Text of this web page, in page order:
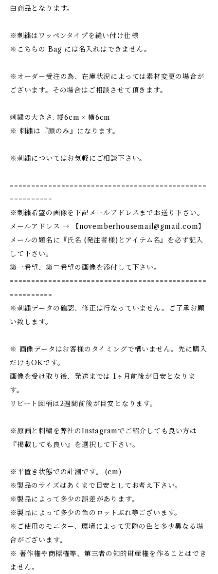
白商品となります。
※刺繍はワッペンタイプを縫い付け仕様
※こちらの Bag には名入れはできません。
※オーダー受注の為、在庫状況によっては素材変更の場合が
ございます。その場合はご相談させて頂きます。
刺繍の大きさ. 縦6cm × 横6cm
※ 刺繍は『顔のみ』になります。
※刺繍についてはお気軽にご相談下さい。
==============================================
==========
※刺繍希望の画像を下記メールアドレスまでお送り下さい。
メールアドレス → 【novemberhousemail@gmail.com】
メールの題名に『氏名 (発注者様)とアイテム名』を必ず記入
して下さい。
第一希望、第二希望の画像を添付して下さい。
==============================================
==========
※刺繍データの確認、修正は行なっていません。ご了承お願
い致します。
※ 画像データはお客様のタイミングで構いません。先に購入
だけもOKです。
画像を受け取り後、発送までは 1ヶ月前後が目安となりま
す。
リピート図柄は2週間前後が目安となります。
※原画と刺繍を弊社のInstagramでご紹介しても良い方は
『掲載しても良い』を選択して下さい。
※平置き状態での計測です。 (cm)
※製品のサイズはあくまで目安としてお考え下さい。
※製品によって多少の誤差があります。
※製品によって多少の色のロットぶれ等ございます。
※ご使用のモニター、環境によって実際の色と多少異なる場
合がございます。
※ 著作権や商標権等、第三者の知的財産権を作ることはでき
ません。